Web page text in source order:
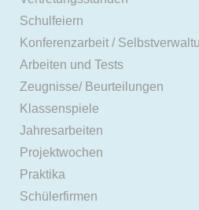
Schulfeiern
Konferenzarbeit /
Arbeiten und Tests
Zeugnisse/ Beurteilungen
Klassenspiele
Jahresarbeiten
Projektwochen
Praktika
Schülerfirmen